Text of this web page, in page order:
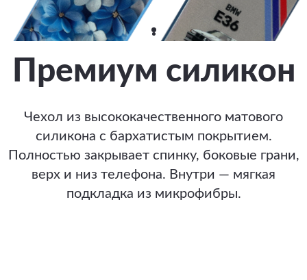
Премиум силикон
Чехол из высококачественного матового
силикона с бархатистым покрытием.
Полностью закрывает спинку, боковые грани,
верх и низ телефона. Внутри — мягкая
подкладка из микрофибры.